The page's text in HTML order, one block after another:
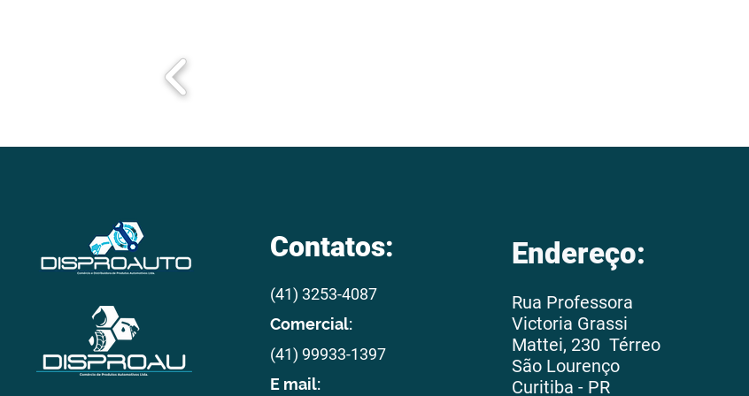
Contatos:
(41) 3253-4087
Comercial:
(41) 99933-1397
E mail:
Endereço:
Rua Professora
Victoria Grassi
Mattei, 230 Térreo
São Lourenço
Curitiba - PR